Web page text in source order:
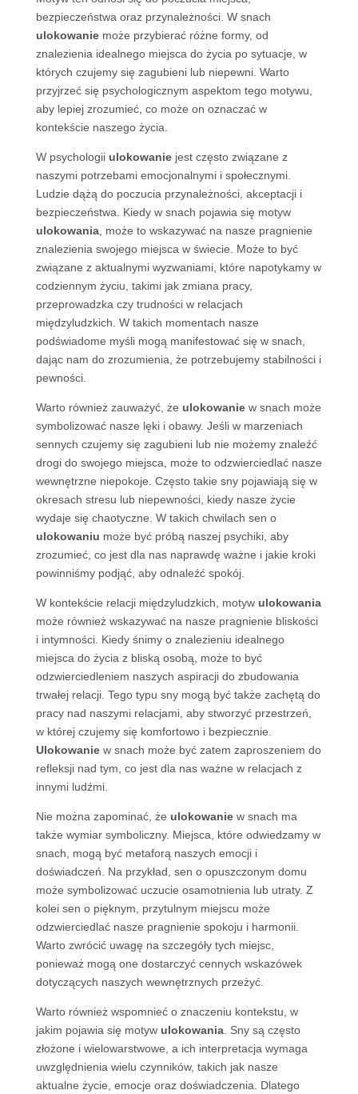
bezpieczeństwa oraz przynależności. W snach
ulokowaniemoże przybierać różne formy, od
znalezienia idealnego miejsca do życia po sytuacje, w
których czujemy się zagubieni lub niepewni. Warto
przyjrzeć się psychologicznym aspektom tego motywu,
aby lepiej zrozumieć, co może on oznaczać w
kontekście naszego życia.
W psychologii ulokowaniejest często związane z
naszymi potrzebami emocjonalnymi i społecznymi.
Ludzie dążą do poczucia przynależności, akceptacji i
bezpieczeństwa. Kiedy w snach pojawia się motyw
ulokowania, może to wskazywać na nasze pragnienie
znalezienia swojego miejsca w świecie. Może to być
związane z aktualnymi wyzwaniami, które napotykamy w
codziennym życiu, takimi jak zmiana pracy,
przeprowadzka czy trudności w relacjach
międzyludzkich. W takich momentach nasze
podświadome myśli mogą manifestować się w snach,
dając nam do zrozumienia, że potrzebujemy stabilności i
pewności.
Warto również zauważyć, że ulokowaniew snach może
symbolizować nasze lęki i obawy. Jeśli w marzeniach
sennych czujemy się zagubieni lub nie możemy znaleźć
drogi do swojego miejsca, może to odzwierciedlać nasze
wewnętrzne niepokoje. Często takie sny pojawiają się w
okresach stresu lub niepewności, kiedy nasze życie
wydaje się chaotyczne. W takich chwilach sen o
ulokowaniu może być próbą naszej psychiki, aby
zrozumieć, co jest dla nas naprawdę ważne i jakie kroki
powinniśmy podjąć, aby odnaleźć spokój.
W kontekście relacji międzyludzkich, motyw ulokowania
może również wskazywać na nasze pragnienie bliskości
i intymności. Kiedy śnimy o znalezieniu idealnego
miejsca do życia z bliską osobą, może to być
odzwierciedleniem naszych aspiracji do zbudowania
trwałej relacji. Tego typu sny mogą być także zachętą do
pracy nad naszymi relacjami, aby stworzyć przestrzeń,
w której czujemy się komfortowo i bezpiecznie.
Ulokowaniew snach może być zatem zaproszeniem do
refleksji nad tym, co jest dla nas ważne w relacjach z
innymi ludźmi.
Nie można zapominać, że ulokowaniew snach ma
także wymiar symboliczny. Miejsca, które odwiedzamy w
snach, mogą być metaforą naszych emocji i
doświadczeń. Na przykład, sen o opuszczonym domu
może symbolizować uczucie osamotnienia lub utraty. Z
kolei sen o pięknym, przytulnym miejscu może
odzwierciedlać nasze pragnienie spokoju i harmonii.
Warto zwrócić uwagę na szczegóły tych miejsc,
ponieważ mogą one dostarczyć cennych wskazówek
dotyczących naszych wewnętrznych przeżyć.
Warto również wspomnieć o znaczeniu kontekstu, w
jakim pojawia się motyw ulokowania. Sny są często
złożone i wielowarstwowe, a ich interpretacja wymaga
uwzględnienia wielu czynników, takich jak nasze
aktualne życie, emocje oraz doświadczenia. Dlatego